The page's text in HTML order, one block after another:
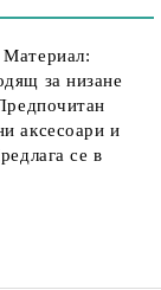
за низане
аксесоари и
се в